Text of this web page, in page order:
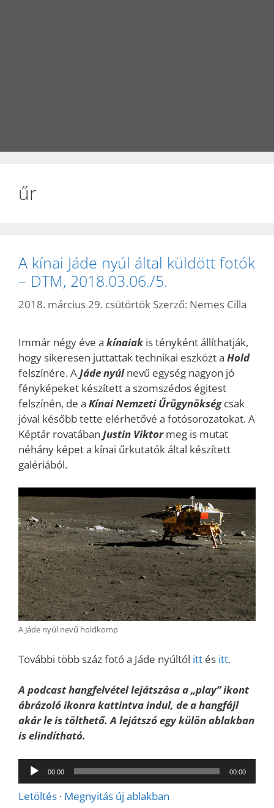
űr
A kínai Jáde nyúl által küldött fotók
– DTM, 2018.03.06./5.
2018. március 29. csütörtök Szerző: Nemes Cilla
Immár négy éve a kínaiakis tényként állíthatják,
hogy sikeresen juttattak technikai eszközt a Hold
felszínére. A Jáde nyúlnevű egység nagyon jó
fényképeket készített a szomszédos égitest
felszínén, de a Kínai Nemzeti Űrügynökségcsak
jóval később tette elérhetővé a fotósorozatokat. A
Képtár rovatában Justin Viktormeg is mutat
néhány képet a kínai űrkutatók által készített
galériából.
A Jáde nyúl nevű holdkomp
További több száz fotó a Jáde nyúltól itt és itt.
A podcast hangfelvétel lejátszása a „play” ikont
ábrázoló ikonra kattintva indul, de a hangfájl
akár le is tölthető. A lejátszó egy külön ablakban
is elindítható.
Audió
lejátszó
00:00 00:00
Letöltés · Megnyitás új ablakban